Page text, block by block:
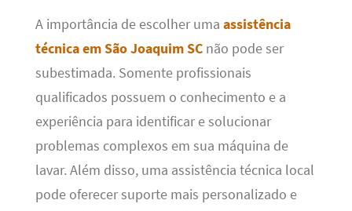
A importância de escolher uma assistência
técnica em São Joaquim SCnão pode ser
subestimada. Somente profissionais
qualificados possuem o conhecimento e a
experiência para identificar e solucionar
problemas complexos em sua máquina de
lavar. Além disso, uma assistência técnica local
pode oferecer suporte mais personalizado e